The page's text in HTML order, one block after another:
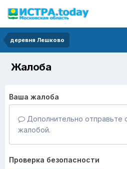
деревня Лешково
Жалоба
Ваша жалоба
Дополнительно отправьте
жалобой.
Проверка безопасности